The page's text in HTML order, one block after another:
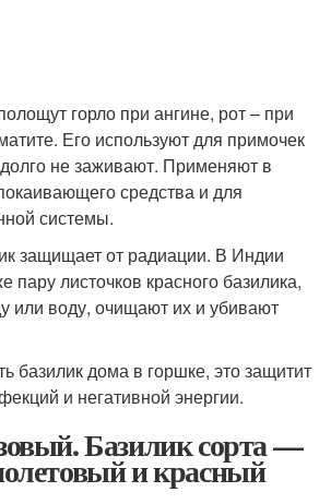
горло при ангине, рот – при
Его используют для примочек
не заживают. Применяют в
средства и для
системы.
защищает от радиации. В Индии
пару листочков красного базилика,
или воду, очищают их и убивают
базилик дома в горшке, это защитит
и негативной энергии.
Базилик сорта —
и красный